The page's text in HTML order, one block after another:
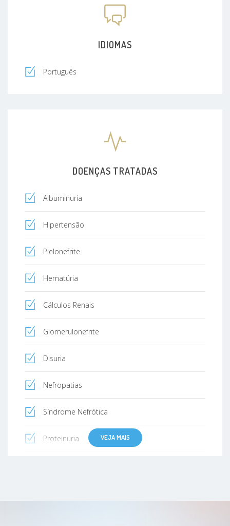
IDIOMAS
Português
DOENÇAS TRATADAS
Albuminuria
Hipertensão
Pielonefrite
Hematúria
Cálculos Renais
Glomerulonefrite
Disuria
Nefropatias
Síndrome Nefrótica
Proteinuria VEJA MAIS